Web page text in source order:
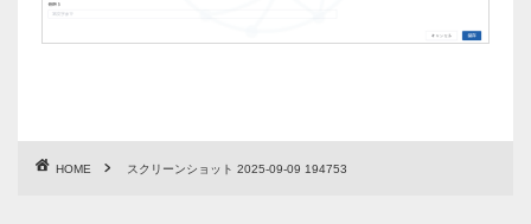
HOME スクリーンショット 2025-09-09 194753